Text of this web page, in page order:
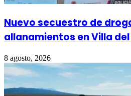
Nuevo secuestro de
allanamientos en Villa del
8 agosto, 2026